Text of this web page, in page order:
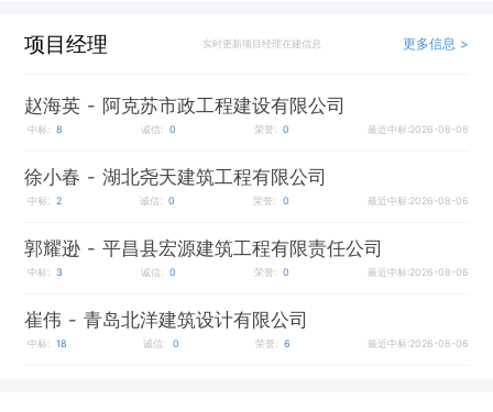
项目经理 实时更新项目经理在建信息 更多信息 >
赵海英 - 阿克苏市政工程建设有限公司
中标: 8 诚信: 0 荣誉: 0 最近中标:2026-08-06
徐小春 - 湖北尧天建筑工程有限公司
中标: 2 诚信: 0 荣誉: 0 最近中标:2026-08-06
郭耀逊 - 平昌县宏源建筑工程有限责任公司
中标: 3 诚信: 0 荣誉: 0 最近中标:2026-08-06
崔伟 - 青岛北洋建筑设计有限公司
中标: 18 诚信: 0 荣誉: 6 最近中标:2026-08-06